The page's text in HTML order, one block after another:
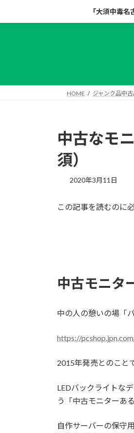
キ
に
「大須中毒
HOME ジャンク品中
中古なモ
須）
2020年3月11日
この記事を読むのに
中古モニタ
中の人の憩いの場「
https://
2015年発売とのこと
LEDバックライトな
う「中古モニターあ
自作サーバーの保守